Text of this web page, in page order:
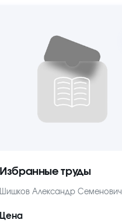
Избранные труды
Шишков Александр Семенович
Цена